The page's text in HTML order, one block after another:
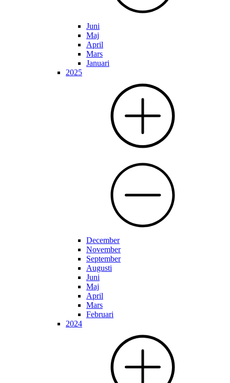
Juni
Maj
April
Mars
Januari
2025
December
November
September
Augusti
Juni
Maj
April
Mars
Februari
2024